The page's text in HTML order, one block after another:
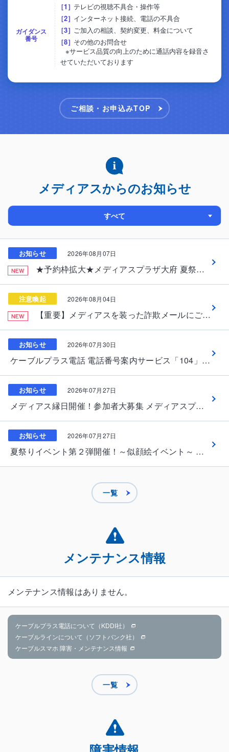
ガイダンス
番号
1
テレビの視聴不具合・操作等
2
インターネット接続、電話の不具合
3
ご加入の相談、契約変更、料金について
8
その他のお問合せ
※サービス品質の向上のために通話内容を録音さ
せていただいております
ご相談・お申込みTOP
メディアスからのお知らせ
すべて
お知らせ
キャンペーン
採用情報
お知らせ 2026年08月07日
NEW ★予約枠拡大★メディアスプラザ大府 夏祭りイベント第1弾開催！～缶バッジ＆ぺたぺた焼き ～
注意喚起 2026年08月04日
NEW 【重要】メディアスを装った詐欺メールにご注意ください
お知らせ 2026年07月30日
ケーブルプラス電話 電話番号案内サービス「104」料金改定のお知らせ
お知らせ 2026年07月27日
メディアス縁日開催！参加者大募集 メディアスプラザ大府へGO！
お知らせ 2026年07月27日
夏祭りイベント第２弾開催！～似顔絵イベント～ 参加者大募集！
一覧
メンテナンス情報
メンテナンス情報はありません。
ケーブルプラス電話について（KDDI社）
ケーブルラインについて（ソフトバンク社）
ケーブルスマホ 障害・メンテナンス情報
一覧